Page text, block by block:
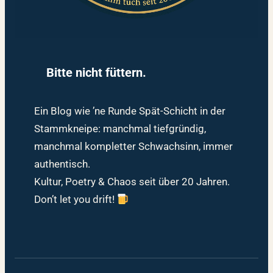
Bitte nicht füttern.
Ein Blog wie ’ne Runde Spät-Schicht in der
Stammkneipe: manchmal tiefgründig,
manchmal kompletter Schwachsinn, immer
authentisch.
Kultur, Poetry & Chaos seit über 20 Jahren.
Don’t let you drift!